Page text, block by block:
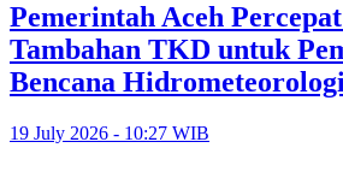
Pemerintah Aceh
Tambahan TKD untuk
Bencana
19 July 2026 - 10:27 WIB